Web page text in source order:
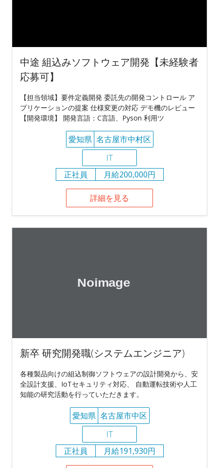
中途 組込みソフトウェア開発【未経験者
応募可】
【担当領域】要件定義開発 委託先の開発コントロール ア
プリケーションの提案 仕様変更の対応 デモ機のレビュー
【開発環境】 開発言語：C言語、Pyson 利用ツ
愛知県 名古屋市中村区
IT
正社員
月給200,000円
詳細を見る
新卒 研究開発職(システムエンジニア)
各種製品向けの組込制御ソフトウェアの設計開発から、安
全設計支援、IoTセキュリティ対応、 自動運転技術や人工
知能の研究活動を行っていただきます。
愛知県 名古屋市中区
IT
正社員
月給191,930円